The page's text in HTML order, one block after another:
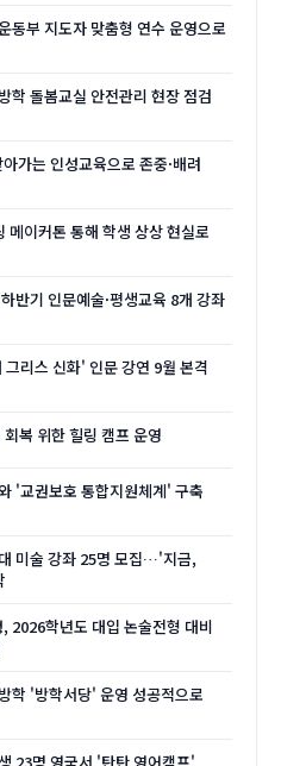
동부 지도자 맞춤형 연수 운영으로
학 돌봄교실 안전관리 현장 점검
가는 인성교육으로 존중·배려
메이커톤 통해 학생 상상 현실로
반기 인문예술·평생교육 8개 강좌
리스 신화' 인문 강연 9월 본격
복 위한 힐링 캠프 운영
'교권보호 통합지원체계' 구축
미술 강좌 25명 모집…'지금,
2026학년도 대입 논술전형 대비
학 '방학서당' 운영 성공적으로